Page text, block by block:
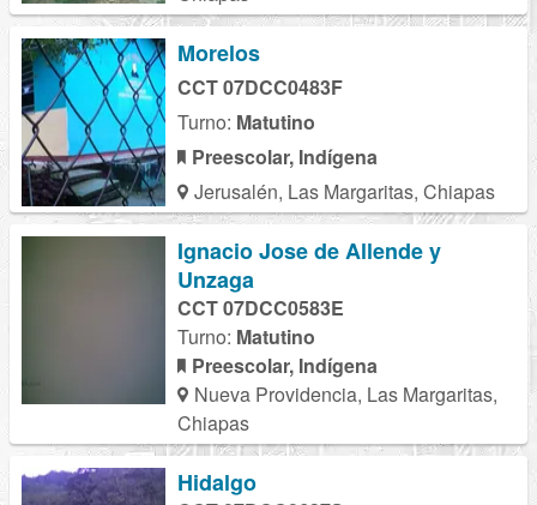
Morelos
CCT 07DCC0483F
Turno: Matutino
Preescolar, Indígena
Jerusalén, Las Margaritas, Chiapas
Ignacio Jose de Allende y
Unzaga
CCT 07DCC0583E
Turno: Matutino
Preescolar, Indígena
Nueva Providencia, Las Margaritas,
Chiapas
Hidalgo